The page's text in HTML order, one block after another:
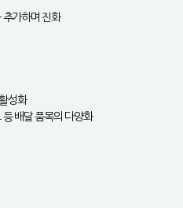
가하며 진화
성화
배달 품목의 다양화